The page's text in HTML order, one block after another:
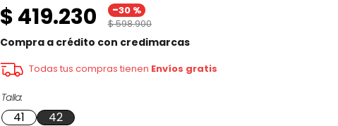
$419.230 -30 %
$598.900
Compra a crédito con credimarcas
Todas tus compras tienen Envíos gratis
Talla
41 42